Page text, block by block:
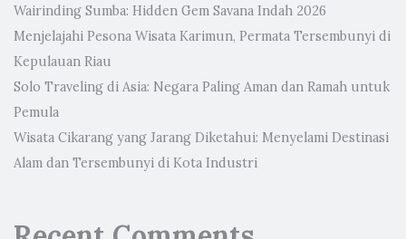
Wairinding Sumba: Hidden Gem Savana Indah 2026
Menjelajahi Pesona Wisata Karimun, Permata Tersembunyi di
Kepulauan Riau
Solo Traveling di Asia: Negara Paling Aman dan Ramah untuk
Pemula
Wisata Cikarang yang Jarang Diketahui: Menyelami Destinasi
Alam dan Tersembunyi di Kota Industri